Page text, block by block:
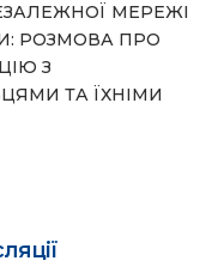
МЕРЕЖІ
РОЗМОВА ПРО
З
ТА ЇХНІМИ